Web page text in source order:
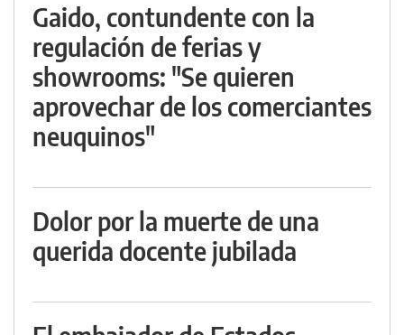
Gaido, contundente con la
regulación de ferias y
showrooms: "Se quieren
aprovechar de los comerciantes
neuquinos"
Dolor por la muerte de una
querida docente jubilada